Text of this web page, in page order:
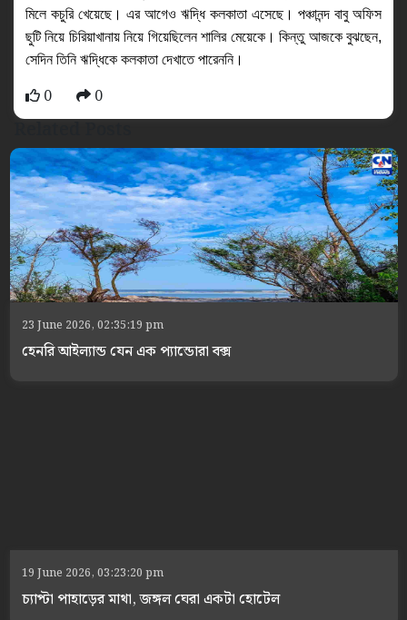
মিলে কচুরি খেয়েছে। এর আগেও ঋদ্ধি কলকাতা এসেছে। পঞ্চানন্দ বাবু অফিস
ছুটি নিয়ে চিরিয়াখানায় নিয়ে গিয়েছিলেন শালির মেয়েকে। কিন্তু আজকে বুঝছেন,
সেদিন তিনি ঋদ্ধিকে কলকাতা দেখাতে পারেননি।
0 0
23 June 2026, 02:35:19 pm
হেনরি আইল্যান্ড যেন এক প্যান্ডোরা বক্স
19 June 2026, 03:23:20 pm
চ্যাপ্টা পাহাড়ের মাথা, জঙ্গল ঘেরা একটা হোটেল